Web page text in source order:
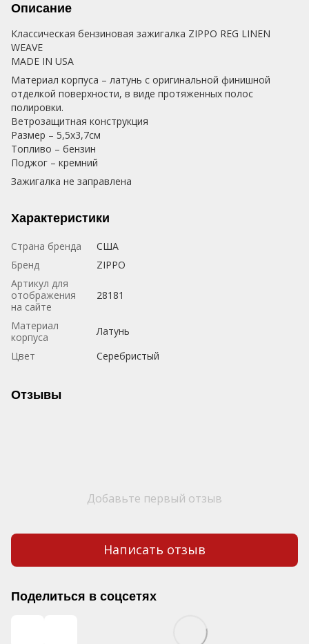
Описание
Классическая бензиновая зажигалка ZIPPO REG LINEN
WEAVE
MADE IN USA
Материал корпуса – латунь с оригинальной финишной
отделкой поверхности, в виде протяженных полос
полировки.
Ветрозащитная конструкция
Размер – 5,5х3,7см
Топливо – бензин
Поджог – кремний
Зажигалка не заправлена
Характеристики
Страна бренда
США
Бренд
ZIPPO
Артикул для
отображения
на сайте
28181
Материал
корпуса
Латунь
Цвет
Серебристый
Отзывы
Добавьте первый отзыв
Написать отзыв
Поделиться в соцсетях